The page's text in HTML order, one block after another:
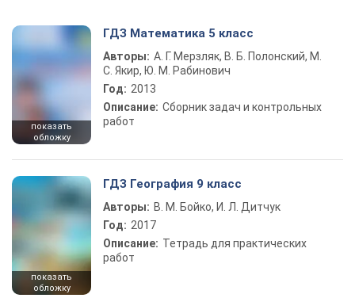
показать
обложку
ГДЗ Математика 5 класс
Авторы: А. Г. Мерзляк, В. Б. Полонский, М.
С. Якир, Ю. М. Рабинович
Год: 2013
Описание: Сборник задач и контрольных
работ
показать
обложку
ГДЗ География 9 класс
Авторы: В. М. Бойко, И. Л. Дитчук
Год: 2017
Описание: Тетрадь для практических
работ